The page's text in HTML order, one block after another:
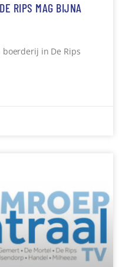
RIPS MAG BIJNA
in De Rips